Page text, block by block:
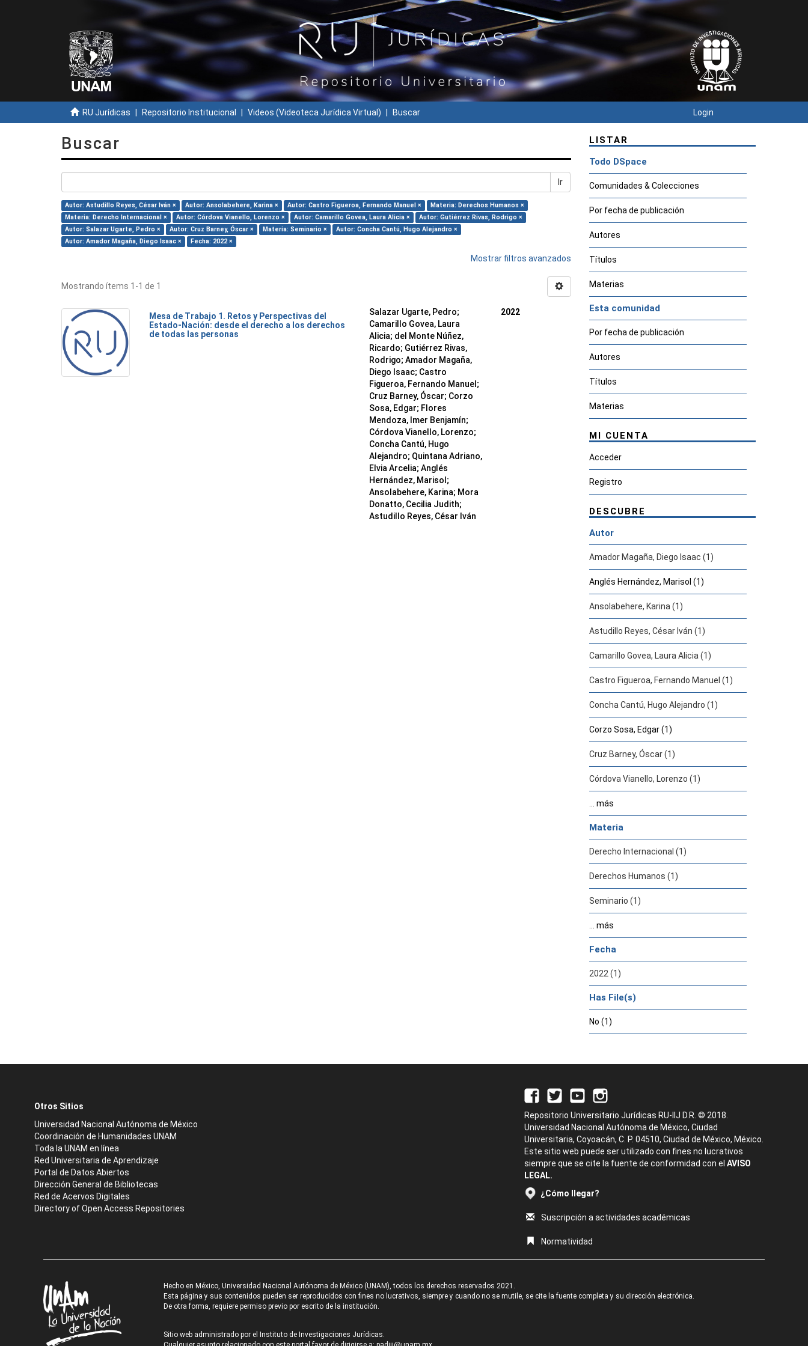
RU Jurídicas Repositorio Institucional Videos (Videoteca Jurídica Virtual) Buscar Login
Buscar
Ir
Autor: Astudillo Reyes, César Iván × Autor: Ansolabehere, Karina × Autor: Castro Figueroa, Fernando Manuel ×
Materia: Derechos Humanos ×
Materia: Derecho Internacional ×
Autor: Córdova Vianello, Lorenzo × Autor: Camarillo Govea, Laura Alicia ×
Autor: Gutiérrez Rivas, Rodrigo ×
Autor: Salazar Ugarte, Pedro ×
Autor: Cruz Barney, Óscar × Materia: Seminario ×
Autor: Concha Cantú, Hugo Alejandro ×
Autor: Amador Magaña, Diego Isaac ×
Fecha: 2022 ×
Mostrar filtros avanzados
Mostrando ítems 1-1 de 1
Mesa de Trabajo 1. Retos y Perspectivas del
Estado-Nación: desde el derecho a los derechos
de todas las personas
Salazar Ugarte, Pedro;
Camarillo Govea, Laura
Alicia; del Monte Núñez,
Ricardo; Gutiérrez Rivas,
Rodrigo; Amador Magaña,
Diego Isaac; Castro
Figueroa, Fernando Manuel ;
Cruz Barney, Óscar; Corzo
Sosa, Edgar; Flores
Mendoza, Imer Benjamín;
Córdova Vianello, Lorenzo;
Concha Cantú, Hugo
Alejandro; Quintana Adriano,
Elvia Arcelia; Anglés
Hernández, Marisol ;
Ansolabehere, Karina; Mora
Donatto, Cecilia Judith;
Astudillo Reyes, César Iván
2022
LISTAR
Todo DSpace
Comunidades & Colecciones
Por fecha de publicación
Autores
Títulos
Materias
Esta comunidad
Por fecha de publicación
Autores
Títulos
Materias
MI CUENTA
Acceder
Registro
DESCUBRE
Autor
Amador Magaña, Diego Isaac (1)
Anglés Hernández, Marisol (1)
Ansolabehere, Karina (1)
Astudillo Reyes, César Iván (1)
Camarillo Govea, Laura Alicia (1)
Castro Figueroa, Fernando Manuel (1)
Concha Cantú, Hugo Alejandro (1)
Corzo Sosa, Edgar (1)
Cruz Barney, Óscar (1)
Córdova Vianello, Lorenzo (1)
... más
Materia
Derecho Internacional (1)
Derechos Humanos (1)
Seminario (1)
... más
Fecha
2022 (1)
Has File(s)
No (1)
Otros Sitios
Universidad Nacional Autónoma de México
Coordinación de Humanidades UNAM
Toda la UNAM en línea
Red Universitaria de Aprendizaje
Portal de Datos Abiertos
Dirección General de Bibliotecas
Red de Acervos Digitales
Directory of Open Access Repositories
Repositorio Universitario Jurídicas RU-IIJ D.R. © 2018.
Universidad Nacional Autónoma de México, Ciudad
Universitaria, Coyoacán, C. P. 04510, Ciudad de México, México.
Este sitio web puede ser utilizado con fines no lucrativos
siempre que se cite la fuente de conformidad con el AVISO
LEGAL.
¿Cómo llegar?
Suscripción a actividades académicas
Normatividad
Hecho en México, Universidad Nacional Autónoma de México (UNAM), todos los derechos reservados 2021.
Esta página y sus contenidos pueden ser reproducidos con fines no lucrativos, siempre y cuando no se mutile, se cite la fuente completa y su dirección electrónica.
De otra forma, requiere permiso previo por escrito de la institución.
Sitio web administrado por el Instituto de Investigaciones Jurídicas.